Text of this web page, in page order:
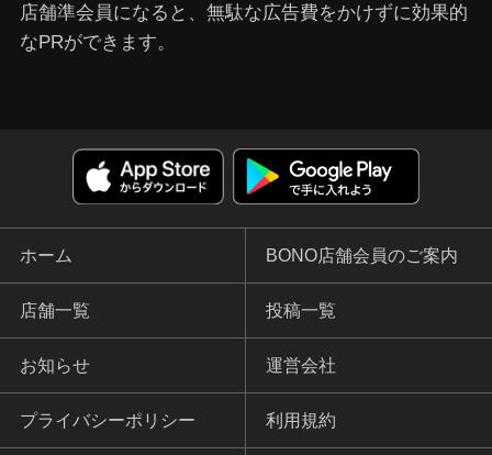
店舗準会員になると、無駄な広告費をかけずに効果的
なPRができます。
ホーム BONO店舗会員のご案内
店舗一覧 投稿一覧
お知らせ 運営会社
プライバシーポリシー 利用規約